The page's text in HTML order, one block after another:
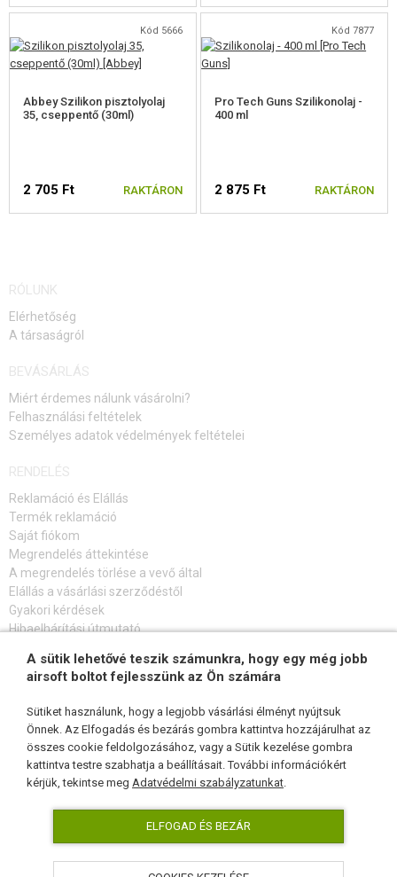
Kód 5666
Abbey Szilikon pisztolyolaj
35, cseppentő (30ml)
2 705 Ft RAKTÁRON
Kód 7877
Pro Tech Guns Szilikonolaj -
400 ml
2 875 Ft RAKTÁRON
RÓLUNK
Elérhetőség
A társaságról
BEVÁSÁRLÁS
Miért érdemes nálunk vásárolni?
Felhasználási feltételek
Személyes adatok védelmények feltételei
RENDELÉS
Reklamáció és Elállás
Termék reklamáció
Saját fiókom
Megrendelés áttekintése
A megrendelés törlése a vevő által
Elállás a vásárlási szerződéstől
Gyakori kérdések
Hibaelhárítási útmutató
FELIRATKOZÁS HÍRLEVÉLRE
KÖVESSEN MINKET
A sütik lehetővé teszik számunkra, hogy egy még jobb
airsoft boltot fejlesszünk az Ön számára
Sütiket használunk, hogy a legjobb vásárlási élményt nyújtsuk
Önnek. Az Elfogadás és bezárás gombra kattintva hozzájárulhat az
összes cookie feldolgozásához, vagy a Sütik kezelése gombra
kattintva testre szabhatja a beállításait. További információkért
kérjük, tekintse meg Adatvédelmi szabályzatunkat.
ELFOGAD ÉS BEZÁR